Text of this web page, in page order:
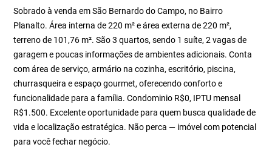
Sobrado à venda em São Bernardo do Campo, no Bairro
Planalto. Área interna de 220 m² e área externa de 220 m²,
terreno de 101,76 m². São 3 quartos, sendo 1 suíte, 2 vagas de
garagem e poucas informações de ambientes adicionais. Conta
com área de serviço, armário na cozinha, escritório, piscina,
churrasqueira e espaço gourmet, oferecendo conforto e
funcionalidade para a família. Condominio R$0, IPTU mensal
R$1.500. Excelente oportunidade para quem busca qualidade de
vida e localização estratégica. Não perca — imóvel com potencial
para você fechar negócio.